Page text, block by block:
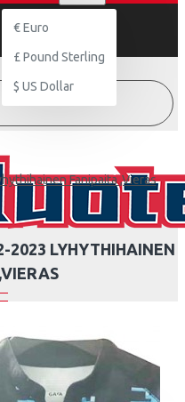
€ Euro
£ Pound Sterling
$ US Dollar
Fanipaita ,Vieras
2023 LYHYTHIHAINEN